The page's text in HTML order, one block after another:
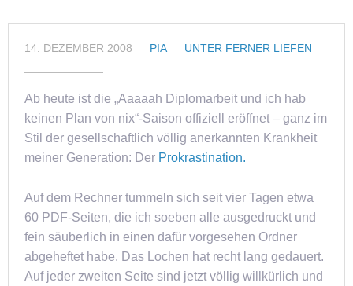
14. DEZEMBER 2008 PIA UNTER FERNER LIEFEN
Ab heute ist die „Aaaaah Diplomarbeit und ich hab
keinen Plan von nix“-Saison offiziell eröffnet – ganz im
Stil der gesellschaftlich völlig anerkannten Krankheit
meiner Generation: Der Prokrastination.
Auf dem Rechner tummeln sich seit vier Tagen etwa
60 PDF-Seiten, die ich soeben alle ausgedruckt und
fein säuberlich in einen dafür vorgesehen Ordner
abgeheftet habe. Das Lochen hat recht lang gedauert.
Auf jeder zweiten Seite sind jetzt völlig willkürlich und